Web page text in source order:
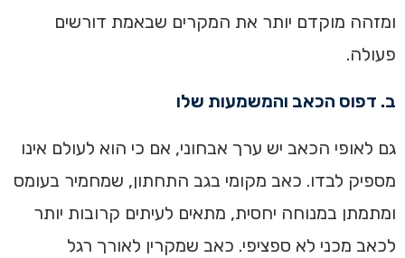
ומזהה מוקדם יותר את המקרים שבאמת דורשים
פעולה.
ב. דפוס הכאב והמשמעות שלו
גם לאופי הכאב יש ערך אבחוני, אם כי הוא לעולם אינו
מספיק לבדו. כאב מקומי בגב התחתון, שמחמיר בעומס
ומתמתן במנוחה יחסית, מתאים לעיתים קרובות יותר
לכאב מכני לא ספציפי. כאב שמקרין לאורך רגל